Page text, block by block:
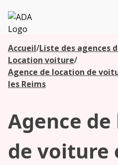
ADA
Accueil/Liste des agences
Location voiture/
Agence de location de
les Reims
Agence
de voiture
Les
agences à
proximité
Commencez
votre
recherche
pour voir les